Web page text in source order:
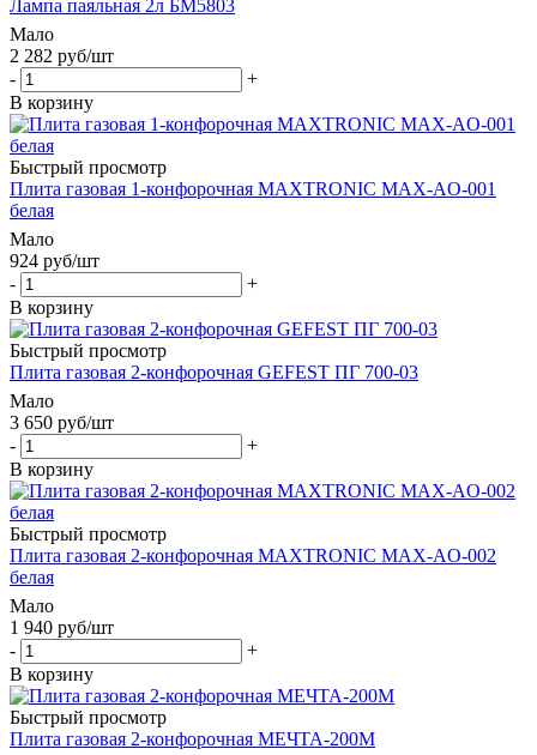
Лампа паяльная 2л БМ5803
Мало
2 282 руб/шт
-
+
В корзину
Быстрый просмотр
Плита газовая 1-конфорочная MAXTRONIC MAX-AO-001
белая
Мало
924 руб/шт
-
+
В корзину
Быстрый просмотр
Плита газовая 2-конфорочная GEFEST ПГ 700-03
Мало
3 650 руб/шт
-
+
В корзину
Быстрый просмотр
Плита газовая 2-конфорочная MAXTRONIC MAX-AO-002
белая
Мало
1 940 руб/шт
-
+
В корзину
Быстрый просмотр
Плита газовая 2-конфорочная МЕЧТА-200М